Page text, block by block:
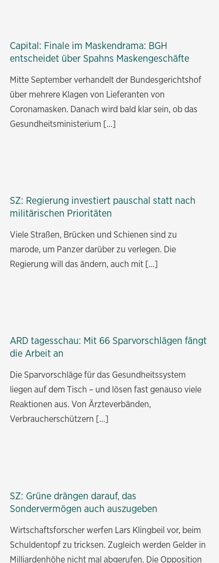
Capital: Finale im Maskendrama: BGH
entscheidet über Spahns Maskengeschäfte
Mitte September verhandelt der Bundesgerichtshof
über mehrere Klagen von Lieferanten von
Coronamasken. Danach wird bald klar sein, ob das
Gesundheitsministerium […]
SZ: Regierung investiert pauschal statt nach
militärischen Prioritäten
Viele Straßen, Brücken und Schienen sind zu
marode, um Panzer darüber zu verlegen. Die
Regierung will das ändern, auch mit […]
ARD tagesschau: Mit 66 Sparvorschlägen fängt
die Arbeit an
Die Sparvorschläge für das Gesundheitssystem
liegen auf dem Tisch – und lösen fast genauso viele
Reaktionen aus. Von Ärzteverbänden,
Verbraucherschützern […]
SZ: Grüne drängen darauf, das
Sondervermögen auch auszugeben
Wirtschaftsforscher werfen Lars Klingbeil vor, beim
Schuldentopf zu tricksen. Zugleich werden Gelder in
Milliardenhöhe nicht mal abgerufen. Die Opposition